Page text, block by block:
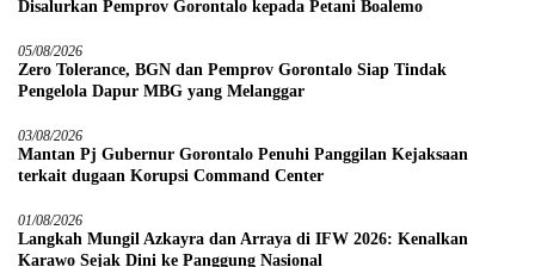
Disalurkan Pemprov Gorontalo kepada Petani Boalemo
05/08/2026
Zero Tolerance, BGN dan Pemprov Gorontalo Siap Tindak
Pengelola Dapur MBG yang Melanggar
03/08/2026
Mantan Pj Gubernur Gorontalo Penuhi Panggilan Kejaksaan
terkait dugaan Korupsi Command Center
01/08/2026
Langkah Mungil Azkayra dan Arraya di IFW 2026: Kenalkan
Karawo Sejak Dini ke Panggung Nasional